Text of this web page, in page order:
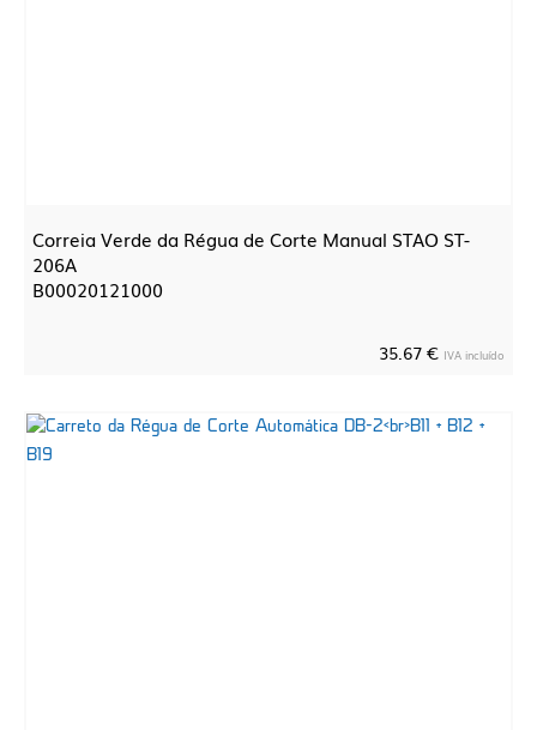
Correia Verde da Régua de Corte Manual STAO ST-
206A
B00020121000
35.67 € IVA incluído